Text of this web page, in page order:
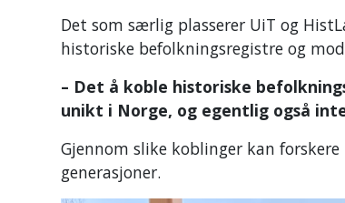
Det som særlig plasserer UiT og
historiske befolkningsregistre og
– Det å koble historiske
unikt i Norge, og egentlig også
Gjennom slike koblinger kan
generasjoner.